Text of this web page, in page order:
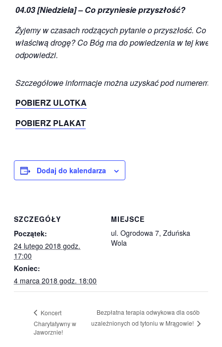
04.03 [Niedziela] – Co przyniesie przyszłość?
Żyjemy w czasach rodzących pytanie o przyszłość. Co
właściwą drogę? Co Bóg ma do powiedzenia w tej
odpowiedzi.
Szczegółowe informacje można uzyskać pod numerem
POBIERZ ULOTKA
POBIERZ PLAKAT
Dodaj do kalendarza
SZCZEGÓŁY
Początek:
24 lutego 2018 godz.
17:00
Koniec:
4 marca 2018 godz. 18:00
MIEJSCE
ul. Ogrodowa 7, Zduńska
Wola
Koncert
Charytatywny w
Jaworznie!
Bezpłatna terapia odwykowa dla osób
uzależnionych od tytoniu w Mrągowie!